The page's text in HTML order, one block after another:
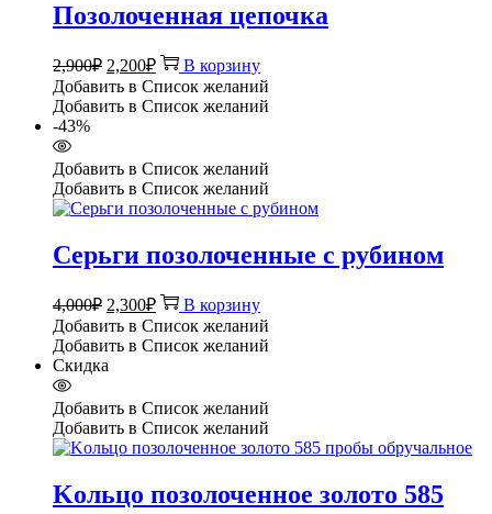
Позолоченная цепочка
2,900₽ Первоначальная
цена
составляла
2,200₽Текущая
цена:
2,200₽.
В корзину
Добавить в Список желаний
Добавить в Список желаний
-43%
Добавить в Список желаний
Добавить в Список желаний
Серьги позолоченные с рубином
4,000₽ Первоначальная
цена
составляла
4,000₽.
2,300₽Текущая
цена:
2,300₽.
В корзину
Добавить в Список желаний
Добавить в Список желаний
Скидка
Добавить в Список желаний
Добавить в Список желаний
Kольцо позолоченное золото 585